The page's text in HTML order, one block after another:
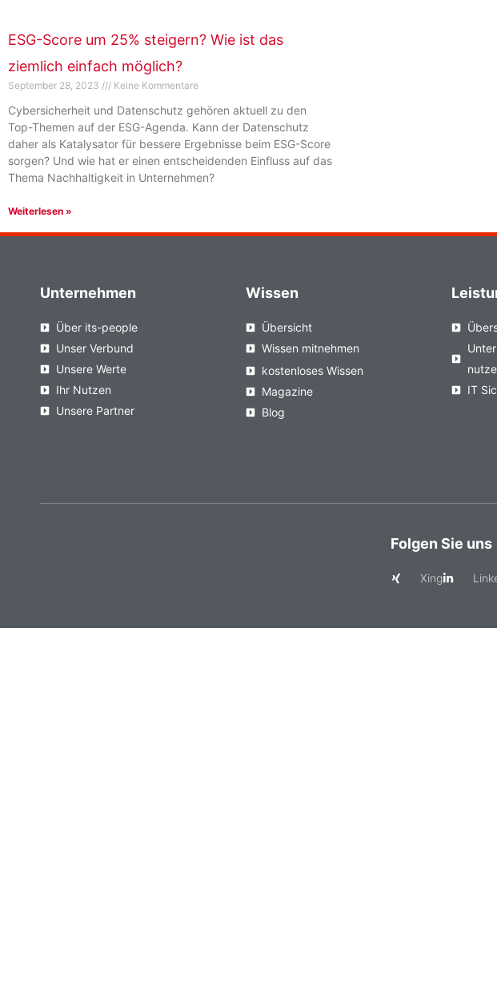
ESG-Score um 25% steigern? Wie ist das
ziemlich einfach möglich?
September 28, 2023 Keine Kommentare
Cybersicherheit und Datenschutz gehören aktuell zu den
Top-Themen auf der ESG-Agenda. Kann der Datenschutz
daher als Katalysator für bessere Ergebnisse beim ESG-Score
sorgen? Und wie hat er einen entscheidenden Einfluss auf das
Thema Nachhaltigkeit in Unternehmen?
Weiterlesen »
Unternehmen
Über its-people
Unser Verbund
Unsere Werte
Ihr Nutzen
Unsere Partner
Wissen
Übersicht
Wissen mitnehmen
kostenloses Wissen
Magazine
Blog
IT
Folgen Sie uns
Xing